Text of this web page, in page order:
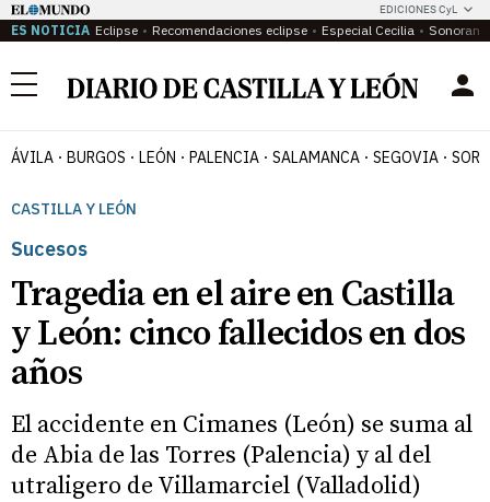
EDICIONES CyL
ES NOTICIA Eclipse Recomendaciones eclipse Especial Cecilia
Menú
ÁVILA BURGOS LEÓN PALENCIA SALAMANCA SEGOVIA
CASTILLA Y LEÓN
Sucesos
Tragedia en el aire en Castilla
y León: cinco fallecidos en dos
años
El accidente en Cimanes (León) se suma al
de Abia de las Torres (Palencia) y al del
utraligero de Villamarciel (Valladolid)